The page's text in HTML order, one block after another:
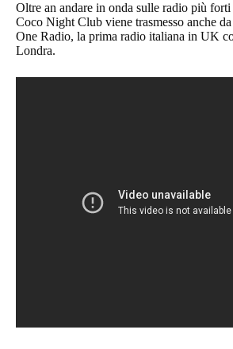
Oltre an andare in onda sulle radio più forti
Coco Night Club viene trasmesso anche
One Radio, la prima radio italiana in UK
Londra.